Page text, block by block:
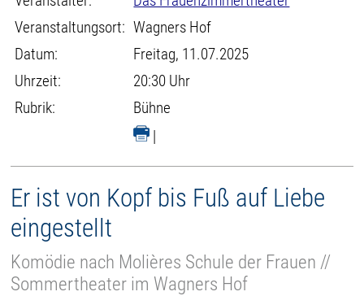
Veranstaltungsort: Wagners Hof
Datum:
Freitag, 11.07.2025
Uhrzeit:
20:30 Uhr
Rubrik:
Bühne
|
Er ist von Kopf bis Fuß auf Liebe
eingestellt
Komödie nach Molières Schule der Frauen //
Sommertheater im Wagners Hof